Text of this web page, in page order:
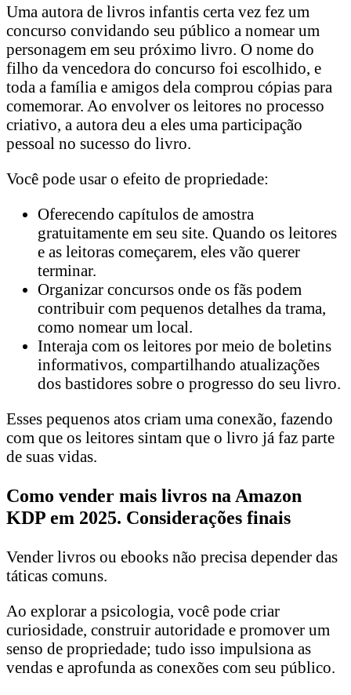
Uma autora de livros infantis certa vez fez um
concurso convidando seu público a nomear um
personagem em seu próximo livro. O nome do
filho da vencedora do concurso foi escolhido, e
toda a família e amigos dela comprou cópias para
comemorar. Ao envolver os leitores no processo
criativo, a autora deu a eles uma participação
pessoal no sucesso do livro.
Você pode usar o efeito de propriedade:
Oferecendo capítulos de amostra
gratuitamente em seu site. Quando os leitores
e as leitoras começarem, eles vão querer
terminar.
Organizar concursos onde os fãs podem
contribuir com pequenos detalhes da trama,
como nomear um local.
Interaja com os leitores por meio de boletins
informativos, compartilhando atualizações
dos bastidores sobre o progresso do seu livro.
Esses pequenos atos criam uma conexão, fazendo
com que os leitores sintam que o livro já faz parte
de suas vidas.
Como vender mais livros na Amazon
KDP em 2025. Considerações finais
Vender livros ou ebooks não precisa depender das
táticas comuns.
Ao explorar a psicologia, você pode criar
curiosidade, construir autoridade e promover um
senso de propriedade; tudo isso impulsiona as
vendas e aprofunda as conexões com seu público.